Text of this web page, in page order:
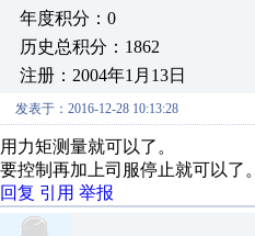
年度积分：0
历史总积分：1862
注册：2004年1月13日
发表于：2016-12-28 10:13:28
用力矩测量就可以了。
要控制再加上司服停止就可以了。
回复 引用 举报